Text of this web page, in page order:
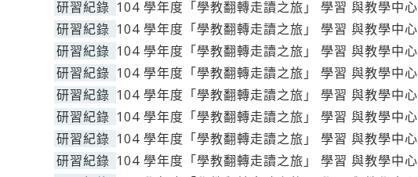
研習紀錄 104 學年度「學教翻轉走讀之旅」 學習 與教學中心
研習紀錄 104 學年度「學教翻轉走讀之旅」 學習 與教學中心
研習紀錄 104 學年度「學教翻轉走讀之旅」 學習 與教學中心
研習紀錄 104 學年度「學教翻轉走讀之旅」 學習 與教學中心
研習紀錄 104 學年度「學教翻轉走讀之旅」 學習 與教學中心
研習紀錄 104 學年度「學教翻轉走讀之旅」 學習 與教學中心
研習紀錄 104 學年度「學教翻轉走讀之旅」 學習 與教學中心
研習紀錄 104 學年度「學教翻轉走讀之旅」 學習 與教學中心